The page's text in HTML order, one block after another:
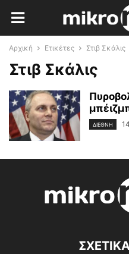
Αρχική Ετικέτες Στιβ Σκάλις
Στιβ Σκάλις
ΔΙΕΘΝΉ